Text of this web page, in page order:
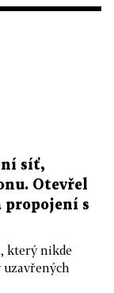
síť,
Otevřel
propojení s
který nikde
uzavřených